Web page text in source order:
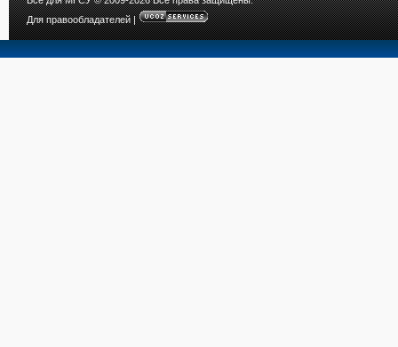
Для правообладателей|